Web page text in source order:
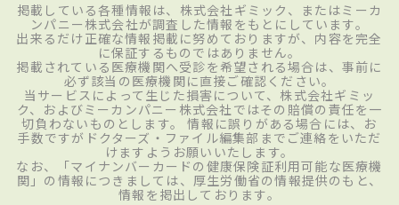
掲載している各種情報は、株式会社ギミック、またはミーカ
ンパニー株式会社が調査した情報をもとにしています。
出来るだけ正確な情報掲載に努めておりますが、内容を完全
に保証するものではありません。
掲載されている医療機関へ受診を希望される場合は、事前に
必ず該当の医療機関に直接ご確認ください。
当サービスによって生じた損害について、株式会社ギミッ
ク、およびミーカンパニー株式会社ではその賠償の責任を一
切負わないものとします。 情報に誤りがある場合には、お
手数ですがドクターズ・ファイル編集部までご連絡をいただ
けますようお願いいたします。
なお、「マイナンバーカードの健康保険証利用可能な医療機
関」の情報につきましては、厚生労働省の情報提供のもと、
情報を掲出しております。